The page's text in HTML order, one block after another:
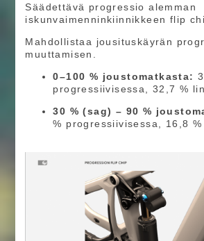
Säädettävä progressio alemman
iskunvaimenninkiinnikkeen flip
Mahdollistaa jousituskäyrän
muuttamisen.
0–100 % joustomatkasta:
progressiivisessa, 32,7 %
30 % (sag) – 90 %
% progressiivisessa, 16,8